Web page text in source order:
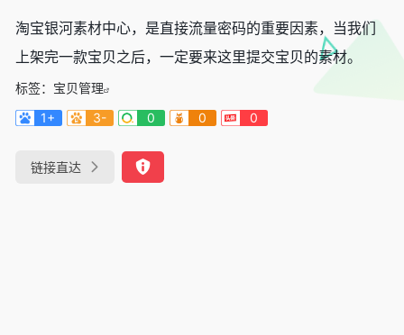
淘宝银河素材中心，是直接流量密码的重要因素，当我们
上架完一款宝贝之后，一定要来这里提交宝贝的素材。
标签： 宝贝管理
1+
3- 0 0 0
链接直达